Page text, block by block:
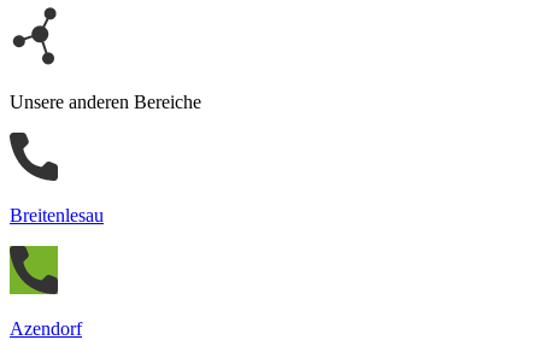
Unsere anderen Bereiche
Breitenlesau
Azendorf